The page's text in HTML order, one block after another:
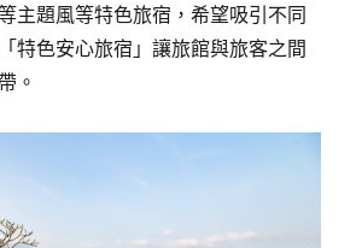
主題風等特色旅宿，希望吸引不同
特色安心旅宿」讓旅館與旅客之間
。